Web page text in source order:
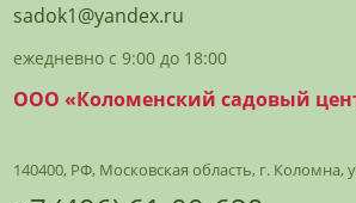
sadok1@yandex.ru
ежедневно с 9:00 до 18:00
ООО «Коломенский садовый
140400, РФ, Московская область, г. Коломна,